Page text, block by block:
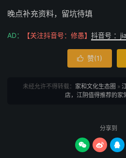
晚点补充资料，留坑待填
AD： 【关注抖音号：修愚】 抖音号 ：
 赞(1)
未经允许不得转载： 家和文化生态圈 »
店，江阴值得推荐的家
分享到
  